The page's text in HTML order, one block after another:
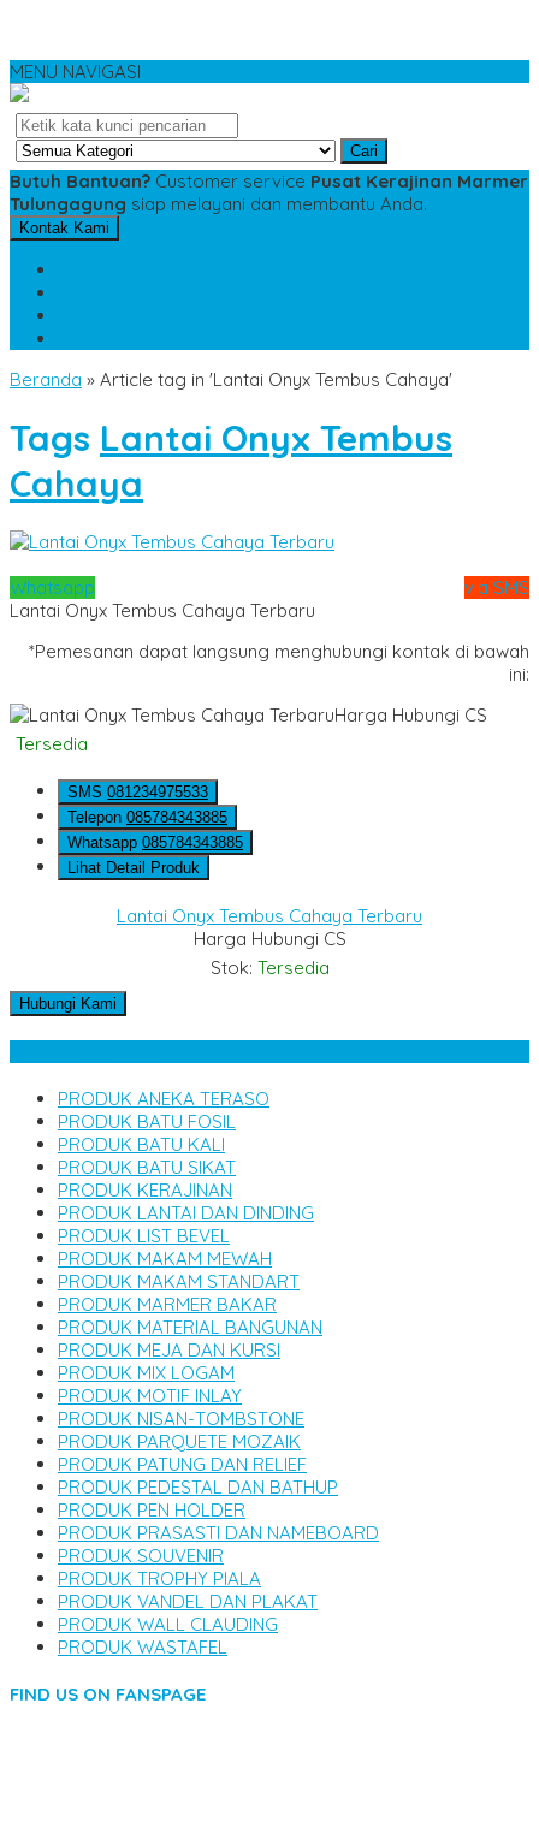
MENU NAVIGASI
Cari
Butuh Bantuan? Customer service Pusat Kerajinan Marmer
Tulungagung siap melayani dan membantu Anda.
Kontak Kami
Beranda » Article tag in 'Lantai Onyx Tembus Cahaya'
Tags Lantai Onyx Tembus
Cahaya
Whatsapp
via SMS
Lantai Onyx Tembus Cahaya Terbaru
*Pemesanan dapat langsung menghubungi kontak di bawah
ini:
Harga Hubungi CS
Tersedia
SMS 081234975533
Telepon 085784343885
Whatsapp 085784343885
Lihat Detail Produk
Lantai Onyx Tembus Cahaya Terbaru
Harga Hubungi CS
Stok: Tersedia
Hubungi Kami
PRODUK ANEKA TERASO
PRODUK BATU FOSIL
PRODUK BATU KALI
PRODUK BATU SIKAT
PRODUK KERAJINAN
PRODUK LANTAI DAN DINDING
PRODUK LIST BEVEL
PRODUK MAKAM MEWAH
PRODUK MAKAM STANDART
PRODUK MARMER BAKAR
PRODUK MATERIAL BANGUNAN
PRODUK MEJA DAN KURSI
PRODUK MIX LOGAM
PRODUK MOTIF INLAY
PRODUK NISAN-TOMBSTONE
PRODUK PARQUETE MOZAIK
PRODUK PATUNG DAN RELIEF
PRODUK PEDESTAL DAN BATHUP
PRODUK PEN HOLDER
PRODUK PRASASTI DAN NAMEBOARD
PRODUK SOUVENIR
PRODUK TROPHY PIALA
PRODUK VANDEL DAN PLAKAT
PRODUK WALL CLAUDING
PRODUK WASTAFEL
FIND US ON FANSPAGE